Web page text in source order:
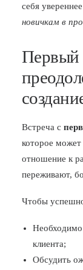
себя
новичкам в
Первый
Встреча с
которое
отношение к
переживают,
Чтобы
клиента;
Обсудить